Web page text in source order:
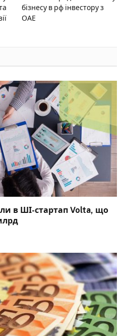
бізнесу в рф інвестору з
ОАЕ
в ШІ-стартап Volta, що